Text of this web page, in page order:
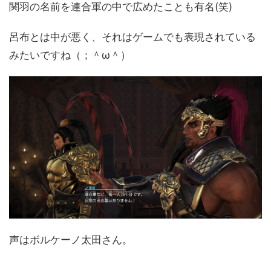
関羽の名前を連合軍の中で広めたことも有名(笑)
呂布とは中が悪く、それはゲームでも表現されている
みたいですね（；＾ω＾）
声はボルケーノ太田さん。